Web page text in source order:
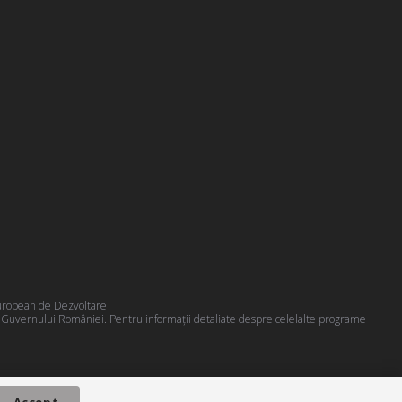
de Dezvoltare
României. Pentru informații detaliate despre celelalte programe